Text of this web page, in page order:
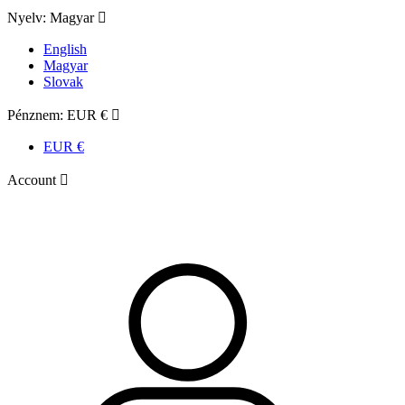
Nyelv: Magyar 
English
Magyar
Slovak
Pénznem: EUR € 
EUR €
Account 